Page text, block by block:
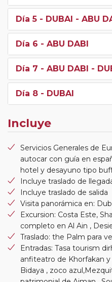
Día 5 - DUBAI - ABU
Día 6 - ABU DABI
Día 7 - ABU DABI -
Día 8 - DUBAI
Incluye
Servicios Generales de
autocar con guía en
hotel y desayuno tipo
Incluye traslado de
Incluye traslado de salida
Visita panorámica en:
Excursion: Costa Este,
completo en Al Ain ,
Traslado: the Palm para
Entradas: Tasa tourism
anfiteatro de Khorfakan
Bidaya , zoco